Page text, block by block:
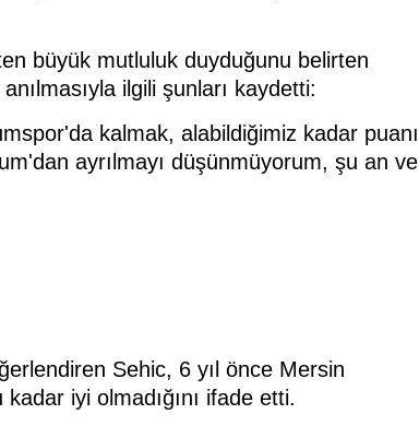
büyük mutluluk duyduğunu belirten
ilgili şunları kaydetti:
kalmak, alabildiğimiz kadar puanı
ayrılmayı düşünmüyorum, şu an ve
Sehic, 6 yıl önce Mersin
iyi olmadığını ifade etti.